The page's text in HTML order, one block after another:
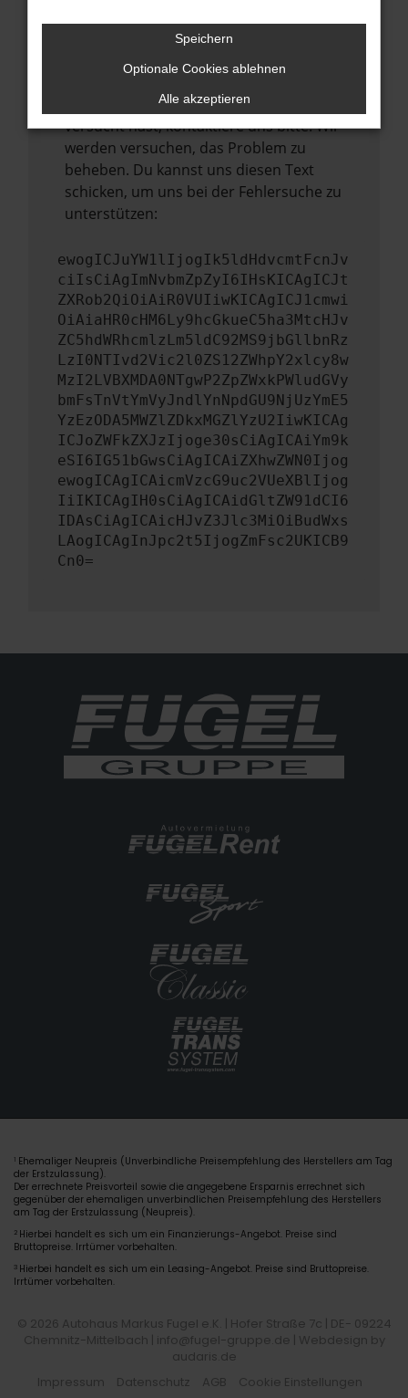
führen, dass bestimmte Funktionen nicht
Wende dich an den Webseitenbetreiber.
Wenn du alle oben genannten Schritte
versucht hast, kontaktiere uns bitte. Wir
werden versuchen, das Problem zu
beheben. Du kannst uns diesen Text
schicken, um uns bei der Fehlersuche zu
unterstützen:
ewogICJuYW1lIjogIk5ldHdvcmtFcnJv
ciIsCiAgImNvbmZpZyI6IHsKICAgICJt
ZXRob2QiOiAiR0VUIiwKICAgICJ1cmwi
OiAiaHR0cHM6Ly9hcGkueC5ha3MtcHJv
ZC5hdWRhcmlzLm5ldC92MS9jbGllbnRz
LzI0NTIvd2Vic2l0ZS12ZWhpY2xlcy8w
MzI2LVBXMDA0NTgwP2ZpZWxkPWludGVy
bmFsTnVtYmVyJndlYnNpdGU9NjUzYmE5
YzEzODA5MWZlZDkxMGZlYzU2IiwKICAg
ICJoZWFkZXJzIjoge30sCiAgICAiYm9k
eSI6IG51bGwsCiAgICAiZXhwZWN0Ijog
ewogICAgICAicmVzcG9uc2VUeXBlIjog
IiIKICAgIH0sCiAgICAidGltZW91dCI6
IDAsCiAgICAicHJvZ3Jlc3MiOiBudWxs
LAogICAgInJpc2t5IjogZmFsc2UKICB9
Cn0=
1 Ehemaliger Neupreis (Unverbindliche Preisempfehlung des Herstellers am Tag
der Erstzulassung).
Der errechnete Preisvorteil sowie die angegebene Ersparnis errechnet sich
gegenüber der ehemaligen unverbindlichen Preisempfehlung des Herstellers
am Tag der Erstzulassung (Neupreis).
2 Hierbei handelt es sich um ein Finanzierungs-Angebot. Preise sind
Bruttopreise. Irrtümer vorbehalten.
3 Hierbei handelt es sich um ein Leasing-Angebot. Preise sind Bruttopreise.
Irrtümer vorbehalten.
© 2026 Autohaus Markus Fugel e.K. | Hofer Straße 7c | DE- 09224
Chemnitz-Mittelbach | info@fugel-gruppe.de | Webdesign by
audaris.de
Impressum
Datenschutz AGB Cookie Einstellungen
Speichern
Optionale Cookies ablehnen
Alle akzeptieren